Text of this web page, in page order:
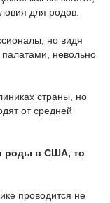
для родов.
но видя
невольно
страны, но
от средней
роды в США, то
проводится не